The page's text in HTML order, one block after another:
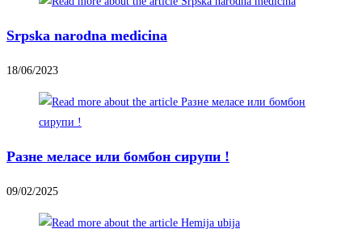
Srpska narodna medicina
18/06/2023
Pазне меласе или бомбон сирупи !
09/02/2025